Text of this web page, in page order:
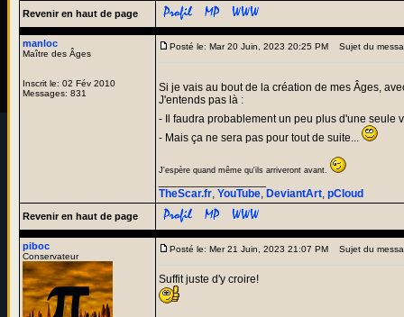
Revenir en haut de page
manloc
Maître des Âges
Inscrit le: 02 Fév 2010
Messages: 831
Posté le: Mar 20 Juin, 2023 20:25 PM Sujet du
Si je vais au bout de la création de mes Âges,
J'entends pas là :
- Il faudra probablement un peu plus d'une seule
- Mais ça ne sera pas pour tout de suite...
J'espère quand même qu'ils arriveront avant.
TheScar.fr, YouTube, DeviantArt, pCloud
Revenir en haut de page
piboc
Conservateur
Posté le: Mer 21 Juin, 2023 21:07 PM Sujet du
Suffit juste d'y croire!